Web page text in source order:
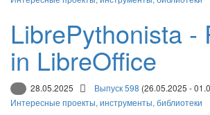
LibrePythonista -
in LibreOffice
28.05.2025 Выпуск 598 (26.05.2025 -
Интересные проекты, инструменты, библиотеки